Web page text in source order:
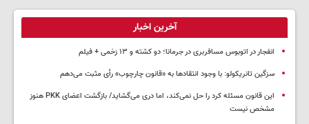
آخرین اخبار
انفجار در اتوبوس مسافربری در جرمانا؛ دو کشته و ۱۳ زخمی + فیلم
سزگین تانریکولو: با وجود انتقادها به «قانون چارچوب» رأی مثبت می‌دهم
این قانون مسئله کرد را حل نمی‌کند، اما دری می‌گشاید/ بازگشت اعضای PKK هنوز
مشخص نیست